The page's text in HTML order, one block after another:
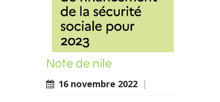
Note de nile
16 novembre 2022 |